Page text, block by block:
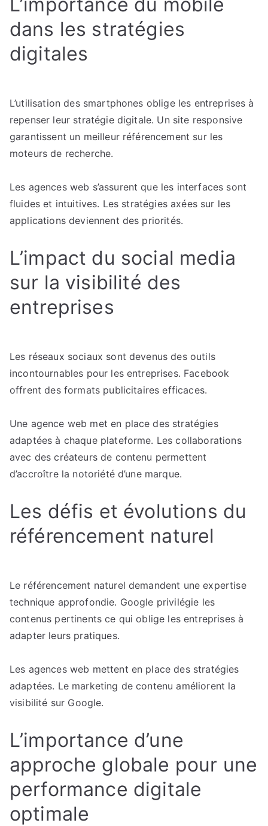
dans les stratégies
digitales
L’utilisation des smartphones oblige les entreprises à
repenser leur stratégie digitale. Un site responsive
garantissent un meilleur référencement sur les
moteurs de recherche.
Les agences web s’assurent que les interfaces sont
fluides et intuitives. Les stratégies axées sur les
applications deviennent des priorités.
L’impact du social media
sur la visibilité des
entreprises
Les réseaux sociaux sont devenus des outils
incontournables pour les entreprises. Facebook
offrent des formats publicitaires efficaces.
Une agence web met en place des stratégies
adaptées à chaque plateforme. Les collaborations
avec des créateurs de contenu permettent
d’accroître la notoriété d’une marque.
Les défis et évolutions du
référencement naturel
Le référencement naturel demandent une expertise
technique approfondie. Google privilégie les
contenus pertinents ce qui oblige les entreprises à
adapter leurs pratiques.
Les agences web mettent en place des stratégies
adaptées. Le marketing de contenu améliorent la
visibilité sur Google.
L’importance d’une
approche globale pour une
performance digitale
optimale